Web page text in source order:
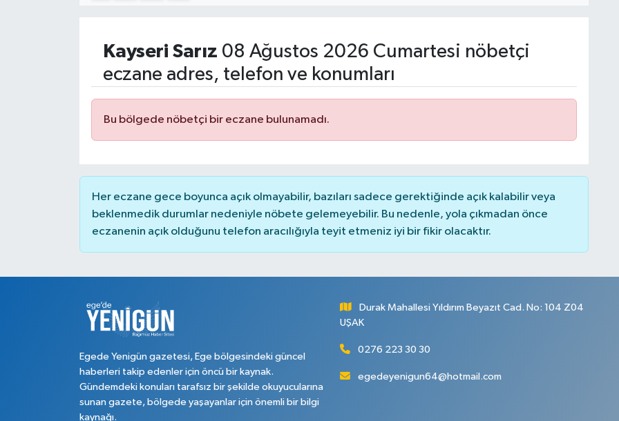
Kayseri Sarız 08 Ağustos 2026 Cumartesi nöbetçi
eczane adres, telefon ve konumları
Bu bölgede nöbetçi bir eczane bulunamadı.
Her eczane gece boyunca açık olmayabilir, bazıları sadece gerektiğinde açık kalabilir veya
beklenmedik durumlar nedeniyle nöbete gelemeyebilir. Bu nedenle, yola çıkmadan önce
eczanenin açık olduğunu telefon aracılığıyla teyit etmeniz iyi bir fikir olacaktır.
Egede Yenigün gazetesi, Ege bölgesindeki güncel
haberleri takip edenler için öncü bir kaynak.
Gündemdeki konuları tarafsız bir şekilde okuyucularına
sunan gazete, bölgede yaşayanlar için önemli bir bilgi
kaynağı.
Durak Mahallesi Yıldırım Beyazıt Cad. No: 104 Z04
UŞAK
0276 223 30 30
egedeyenigun64@hotmail.com